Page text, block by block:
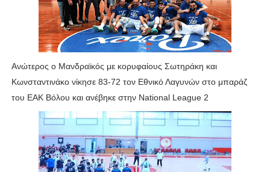
Ανώτερος ο Μανδραϊκός με κορυφαίους Σωτηράκη και
Κωνσταντινάκο νίκησε 83-72 τον Εθνικό Λαγυνών στο μπαράζ
του ΕΑΚ Βόλου και ανέβηκε στην National League 2